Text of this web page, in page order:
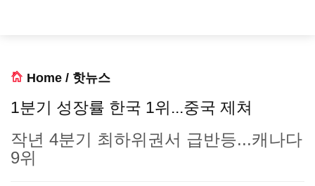
Home / 핫뉴스
1분기 성장률 한국 1위...중국 제쳐
작년 4분기 최하위권서 급반등...캐나다
9위